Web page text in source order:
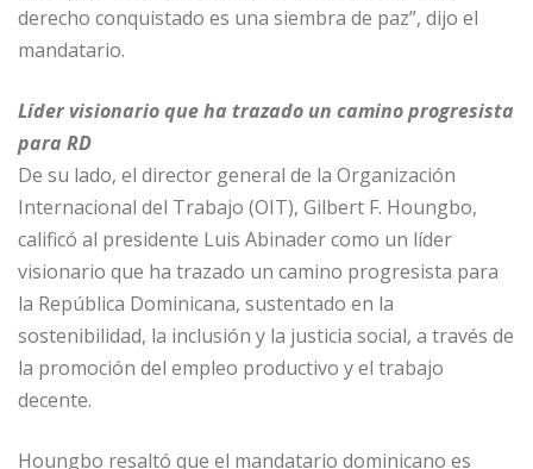
derecho conquistado es una siembra de paz”, dijo el
mandatario.
Líder visionario que ha trazado un camino progresista
para RD
De su lado, el director general de la Organización
Internacional del Trabajo (OIT), Gilbert F. Houngbo,
calificó al presidente Luis Abinader como un líder
visionario que ha trazado un camino progresista para
la República Dominicana, sustentado en la
sostenibilidad, la inclusión y la justicia social, a través de
la promoción del empleo productivo y el trabajo
decente.
Houngbo resaltó que el mandatario dominicano es